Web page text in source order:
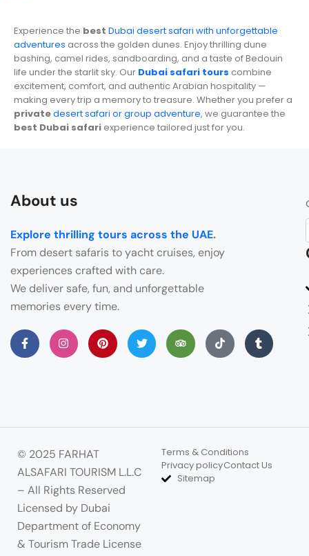
Experience the best Dubai desert safari with unforgettable
adventures across the golden dunes. Enjoy thrilling dune
bashing, camel rides, sandboarding, and a taste of Bedouin
life under the starlit sky. Our Dubai safari tours combine
excitement, comfort, and authentic Arabian hospitality —
making every trip a memory to treasure. Whether you prefer a
privatedesert safari or group adventure, we guarantee the
best Dubai safari experience tailored just for you.
About us
Explore thrilling tours across the UAE.
From desert safaris to yacht cruises, enjoy
experiences crafted with care.
We deliver safe, fun, and unforgettable
memories every time.
© 2025 FARHAT
ALSAFARI TOURISM L.L.C
– All Rights Reserved
Licensed by Dubai
Department of Economy
& Tourism Trade License
Terms & Conditions
Privacy policyContact Us
Sitemap